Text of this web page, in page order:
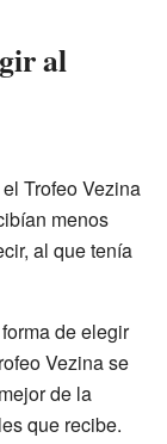
al
Trofeo Vezina
menos
al que tenía
de elegir
Vezina se
de la
que recibe.